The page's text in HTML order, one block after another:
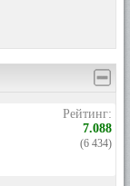
Рейтинг:
7.088
(6 434)